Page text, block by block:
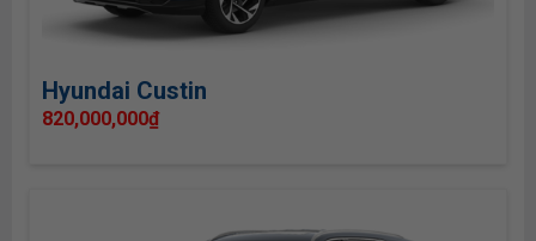
Hyundai Custin
820,000,000₫